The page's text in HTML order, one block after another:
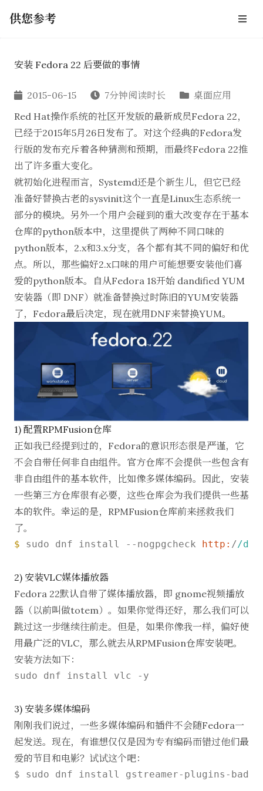
供您参考
安装 Fedora 22 后要做的事情
2015-06-15 7分钟阅读时长
桌面应用
Red Hat操作系统的社区开发版的最新成员Fedora 22，
已经于2015年5月26日发布了。对这个经典的Fedora发
行版的发布充斥着各种猜测和预期，而最终Fedora 22推
出了许多重大变化。
就初始化进程而言，Systemd还是个新生儿，但它已经
准备好替换古老的sysvinit这个一直是Linux生态系统一
部分的模块。另外一个用户会碰到的重大改变存在于基本
仓库的python版本中，这里提供了两种不同口味的
python版本，2.x和3.x分支，各个都有其不同的偏好和优
点。所以，那些偏好2.x口味的用户可能想要安装他们喜
爱的python版本。自从Fedora 18开始 dandified YUM
安装器（即 DNF）就准备替换过时陈旧的YUM安装器
了，Fedora最后决定，现在就用DNF来替换YUM。
1) 配置RPMFusion仓库
正如我已经提到过的，Fedora的意识形态很是严谨，它
不会自带任何非自由组件。官方仓库不会提供一些包含有
非自由组件的基本软件，比如像多媒体编码。因此，安装
一些第三方仓库很有必要，这些仓库会为我们提供一些基
本的软件。幸运的是，RPMFusion仓库前来拯救我们
了。
$ sudo dnf install --nogpgcheck http: //
2) 安装VLC媒体播放器
Fedora 22默认自带了媒体播放器，即 gnome视频播放
器（以前叫做totem）。如果你觉得还好，那么我们可以
跳过这一步继续往前走。但是，如果你像我一样，偏好使
用最广泛的VLC，那么就去从RPMFusion仓库安装吧。
安装方法如下：
sudo dnf install vlc -y
3) 安装多媒体编码
刚刚我们说过，一些多媒体编码和插件不会随Fedora一
起发送。现在，有谁想仅仅是因为专有编码而错过他们最
爱的节目和电影？试试这个吧：
$ sudo dnf install gstreamer- plugins - bad